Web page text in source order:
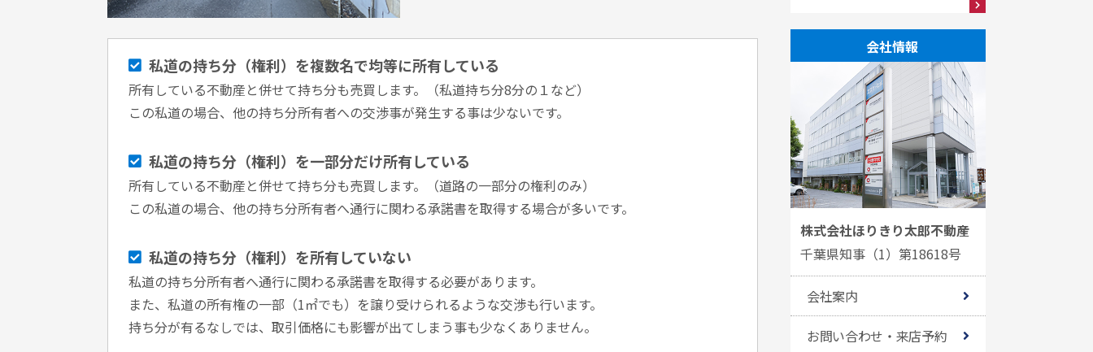
私道の持ち分（権利）を複数名で均等に所有している
所有している不動産と併せて持ち分も売買します。（私道持ち分8分の１など）
この私道の場合、他の持ち分所有者への交渉事が発生する事は少ないです。
私道の持ち分（権利）を一部分だけ所有している
所有している不動産と併せて持ち分も売買します。（道路の一部分の権利のみ）
この私道の場合、他の持ち分所有者へ通行に関わる承諾書を取得する場合が多いです。
私道の持ち分（権利）を所有していない
私道の持ち分所有者へ通行に関わる承諾書を取得する必要があります。
また、私道の所有権の一部（1㎡でも）を譲り受けられるような交渉も行います。
持ち分が有るなしでは、取引価格にも影響が出てしまう事も少なくありません。
会社情報
株式会社ほりきり太郎不動産
千葉県知事（1）第18618号
会社案内
お問い合わせ・来店予約